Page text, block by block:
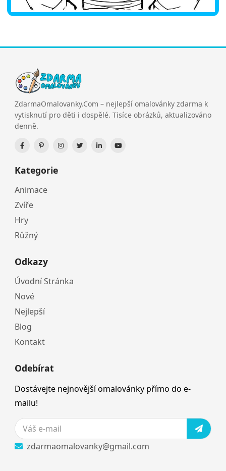
ZdarmaOmalovanky.Com – nejlepší omalovánky zdarma k
vytisknutí pro děti i dospělé. Tisíce obrázků, aktualizováno
denně.
Kategorie
Animace
Zvíře
Hry
Růžný
Odkazy
Úvodní Stránka
Nové
Nejlepší
Blog
Kontakt
Odebírat
Dostávejte nejnovější omalovánky přímo do e-
mailu!
zdarmaomalovanky@gmail.com